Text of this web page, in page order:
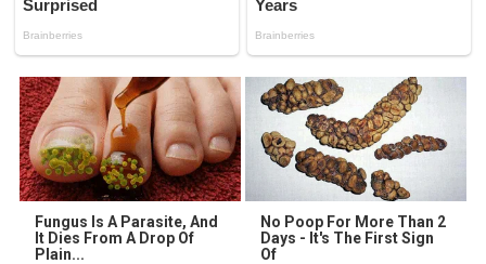
Fungus Is A Parasite, And
It Dies From A Drop Of
Plain...
No Poop For More Than 2
Days - It's The First Sign
Of